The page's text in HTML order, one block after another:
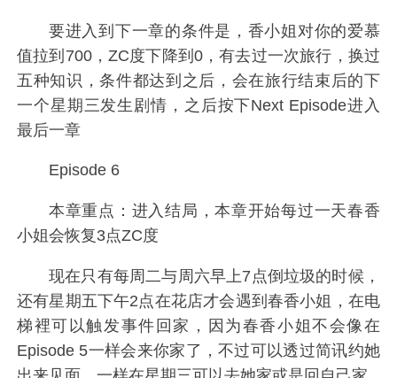
要进入到下一章的条件是，香小姐对你的爱慕
值拉到700，ZC度下降到0，有去过一次旅行，换过
五种知识，条件都达到之后，会在旅行结束后的下
一个星期三发生剧情，之后按下Next Episode进入
最后一章
Episode 6
本章重点：进入结局，本章开始每过一天春香
小姐会恢复3点ZC度
现在只有每周二与周六早上7点倒垃圾的时候，
还有星期五下午2点在花店才会遇到春香小姐，在电
梯裡可以触发事件回家，因为春香小姐不会像在
Episode 5一样会来你家了，不过可以透过简讯约她